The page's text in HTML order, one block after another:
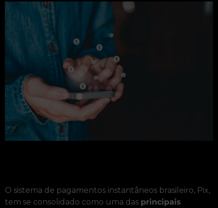
O sistema de pagamentos instantâneos brasileiro, Pix,
tem se consolidado como uma das principais